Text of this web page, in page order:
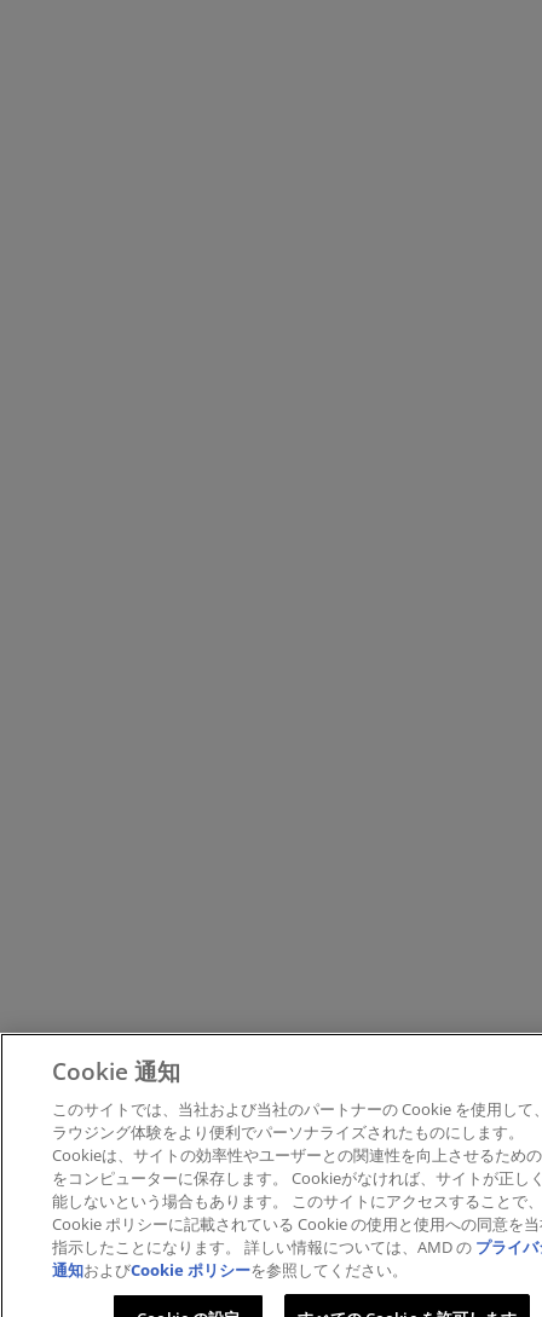
Cookie 通知
このサイトでは、当社および当社のパートナーの Cookie を使用して
ラウジング体験をより便利でパーソナライズされたものにします。
Cookieは、サイトの効率性やユーザーとの関連性を向上させるため
をコンピューターに保存します。 Cookieがなければ、サイトが正し
能しないという場合もあります。 このサイトにアクセスすることで
Cookie ポリシーに記載されている Cookie の使用と使用への同意を
指示したことになります。 詳しい情報については、AMD の プライ
通知およびCookie ポリシーを参照してください。